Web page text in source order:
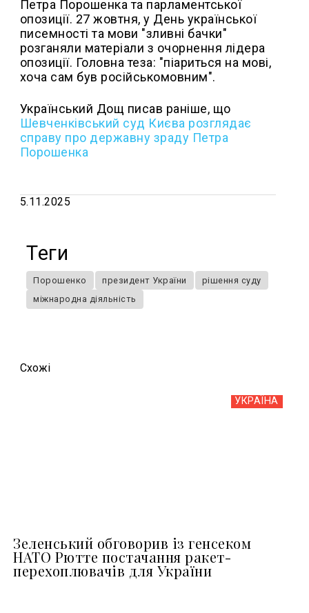
Петра Порошенка та парламентської
опозиції. 27 жовтня, у День української
писемності та мови "зливні бачки"
розганяли матеріали з очорнення лідера
опозиції. Головна теза: "піариться на мові,
хоча сам був російськомовним".
Український Дощ писав раніше, що
Шевченківський суд Києва розглядає
справу про державну зраду Петра
Порошенка
5.11.2025
Теги
Порошенко президент України
рішення суду
міжнародна діяльність
Схожi
УКРАЇНА
Зеленський обговорив із генсеком
НАТО Рютте постачання ракет-
перехоплювачів для України